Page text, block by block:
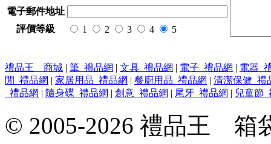
電子郵件地址
評價等級
1 2 3 4 5
禮品王 商城 | 筆_禮品網 | 文具_禮品網 | 電子_禮品網 | 電器_
閒_禮品網 | 家居用品_禮品網 | 餐廚用品_禮品網 | 清潔保健_禮
_禮品網 | 隨身碟_禮品網 | 創意_禮品網 | 尾牙_禮品網 | 兒童節
© 2005-2026 禮品王 箱